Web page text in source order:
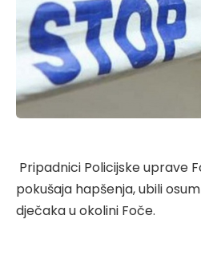
Pripadnici Policijske uprave
pokušaja hapšenja, ubili
dječaka u okolini Foče.